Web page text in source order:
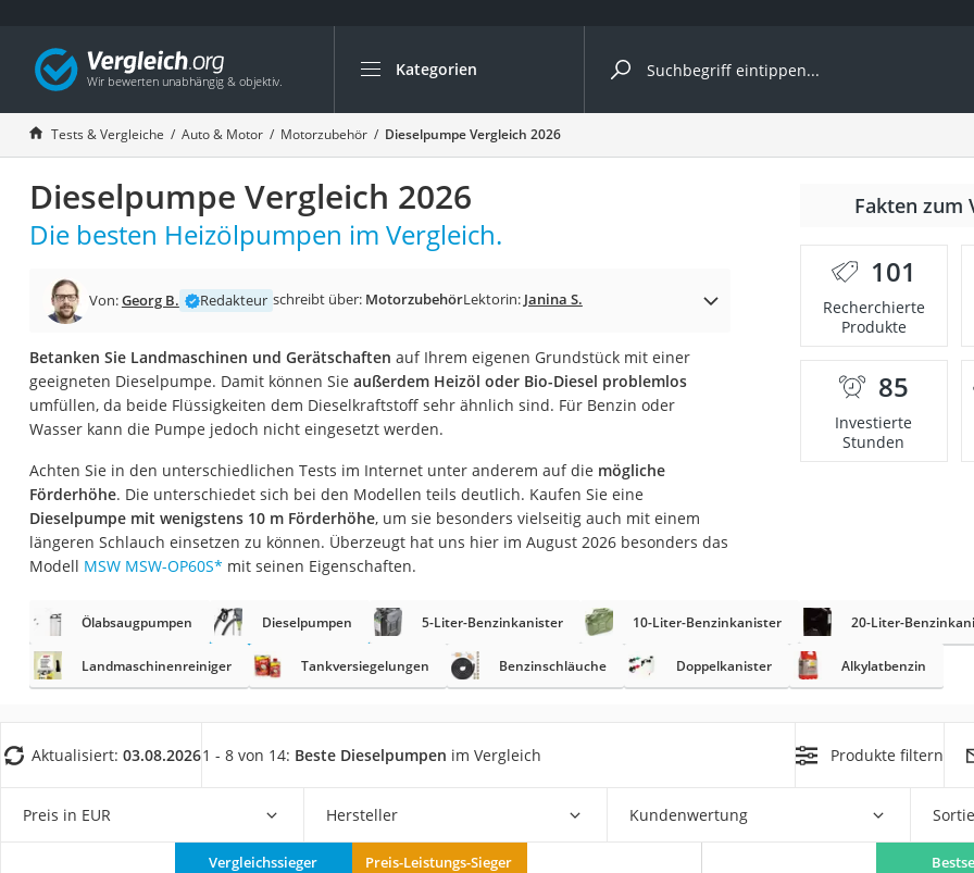
Kategorien
Die beliebtesten Vergleiche nach Kategorie
Auto & Motor
Fahrradträger-Anhängerkupplung (4 Fahrräder)
Fahrradträger
Fahrradträger (Anhängerkupplung)
Fahrradträger 3 Fahrräder
Benzinkanister (20 l)
Fahrradträger E-Bike
Benzinkanister
Marderschreck
Wagenheber 3t
AGM-Batterie Wohnmobil
Thule-Fahrradträger
FM-Transmitter
Sommerreifen 205/55 R16
Autobatterie-Ladegerät
Starthilfe mit Kompressor
Felgenbaum
Wagenheber
Service
Tests & Vergleiche Auto & Motor Motorzubehör Dieselpumpe Vergleich 2026
Dieselpumpe Vergleich 2026
Die besten Heizölpumpen im Vergleich.
Von:Georg B. Redakteur schreibt über: MotorzubehörLektorin: Janina S.
Betanken Sie Landmaschinen und Gerätschaften auf Ihrem eigenen Grundstück mit einer
geeigneten Dieselpumpe. Damit können Sie außerdem Heizöl oder Bio-Diesel problemlos
umfüllen, da beide Flüssigkeiten dem Dieselkraftstoff sehr ähnlich sind. Für Benzin oder
Wasser kann die Pumpe jedoch nicht eingesetzt werden.
Achten Sie in den unterschiedlichen Tests im Internet unter anderem auf die mögliche
Förderhöhe. Die unterschiedet sich bei den Modellen teils deutlich. Kaufen Sie eine
Dieselpumpe mit wenigstens 10 m Förderhöhe, um sie besonders vielseitig auch mit einem
längeren Schlauch einsetzen zu können. Überzeugt hat uns hier im August 2026 besonders das
Modell MSW MSW-OP60S* mit seinen Eigenschaften.
Fakten zum
101
Recherchierte
Produkte
85
Investierte
Stunden
Ölabsaugpumpen Dieselpumpen 5-Liter-Benzinkanister 10-Liter-Benzinkanister 20-Liter-
Landmaschinenreiniger Tankversiegelungen Benzinschläuche Doppelkanister Alkylatbenzin
Aktualisiert: 03.08.20261 - 8 von 14: Beste Dieselpumpen im Vergleich Produkte filtern
Preis in EUR Hersteller Kundenwertung
Vergleichssieger Preis-Leistungs-Sieger